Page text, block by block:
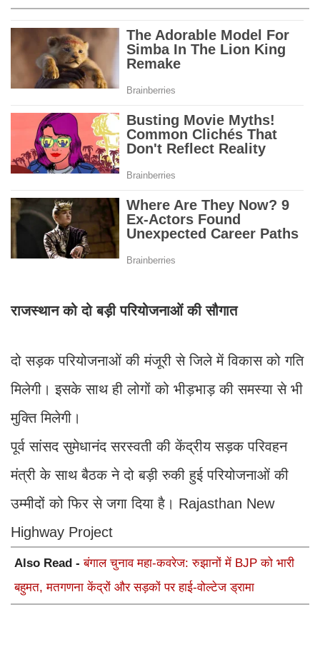
राजस्थान को दो बड़ी परियोजनाओं की सौगात
दो सड़क परियोजनाओं की मंजूरी से जिले में विकास को गति
मिलेगी। इसके साथ ही लोगों को भीड़भाड़ की समस्या से भी
मुक्ति मिलेगी।
पूर्व सांसद सुमेधानंद सरस्वती की केंद्रीय सड़क परिवहन
मंत्री के साथ बैठक ने दो बड़ी रुकी हुई परियोजनाओं की
उम्मीदों को फिर से जगा दिया है। Rajasthan New
Highway Project
Also Read -बंगाल चुनाव महा-कवरेज: रुझानों में BJP को भारी
बहुमत, मतगणना केंद्रों और सड़कों पर हाई-वोल्टेज ड्रामा